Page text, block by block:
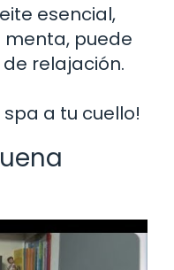
esencial,
puede
relajación.
a tu cuello!